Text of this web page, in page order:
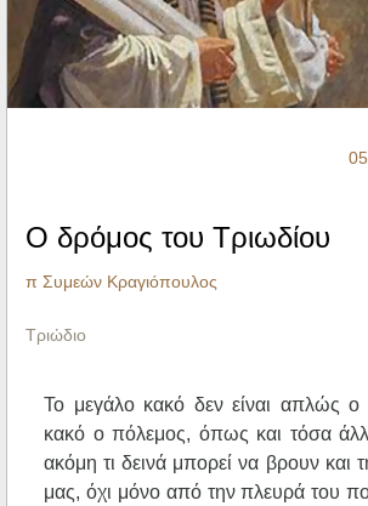
Ηχητικά
Ο δρόμος του Τριωδίου
π Συμεών Κραγιόπουλος
Τριώδιο
Το μεγάλο κακό δεν είναι απλώς ο
κακό ο πόλεμος, όπως και τόσα
ακόμη τι δεινά μπορεί να βρουν και
μας, όχι μόνο από την πλευρά του